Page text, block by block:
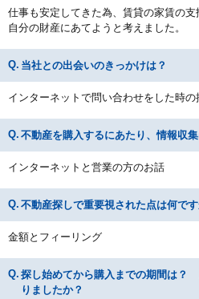
仕事も安定してきた為、賃貸の家賃の支
自分の財産にあてようと考えました。
当社との出会いのきっかけは？
インターネットで問い合わせをした時の
不動産を購入するにあたり、情報収
インターネットと営業の方のお話
不動産探しで重要視された点は何です
金額とフィーリング
探し始めてから購入までの期間は？
りましたか？